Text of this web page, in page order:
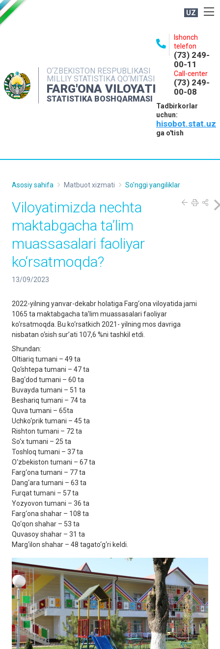
UZ
O‘ZBEKISTON RESPUBLIKASI
MILLIY STATISTIKA QO‘MITASI
FARG'ONA VILOYATI
STATISTIKA BOSHQARMASI
Ishonch
telefon
(73) 249-
00-11
Call-center
(73) 249-
00-08
Tadbirkorlar
uchun:
hisobot.stat.uz
ga o'tish
NASHRLAR
INTERAKTIV XIZMATLAR
MATBUOT XIZMATI
Asosiy sahifa Matbuot xizmati So'nggi yangiliklar
Viloyatimizda nechta
maktabgacha ta’lim
muassasalari faoliyar
ko‘rsatmoqda?
13/09/2023
2022-yilning yanvar-dekabr holatiga Farg‘ona viloyatida jami
1065 ta maktabgacha ta’lim muassasalari faoliyar
ko‘rsatmoqda. Bu ko‘rsatkich 2021- yilning mos davriga
nisbatan o‘sish sur’ati 107,6 %ni tashkil etdi.
Shundan:
Oltiariq tumani – 49 ta
Qo‘shtepa tumani – 47 ta
Bag‘dod tumani – 60 ta
Buvayda tumani – 51 ta
Beshariq tumani – 74 ta
Quva tumani – 65ta
Uchko‘prik tumani – 45 ta
Rishton tumani – 72 ta
So‘x tumani – 25 ta
Toshloq tumani – 37 ta
O‘zbekiston tumani – 67 ta
Farg‘ona tumani – 77 ta
Dang‘ara tumani – 63 ta
Furqat tumani – 57 ta
Yozyovon tumani – 36 ta
Farg‘ona shahar – 108 ta
Qo‘qon shahar – 53 ta
Quvasoy shahar – 31 ta
Marg‘ilon shahar – 48 tagato‘g‘ri keldi.